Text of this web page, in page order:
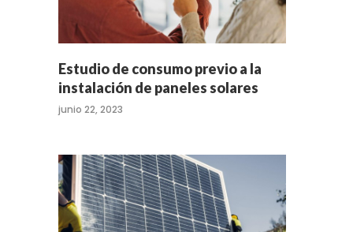
Estudio de consumo previo a la
instalación de paneles solares
junio 22, 2023